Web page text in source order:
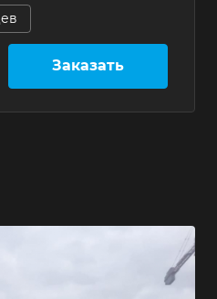
Заказать